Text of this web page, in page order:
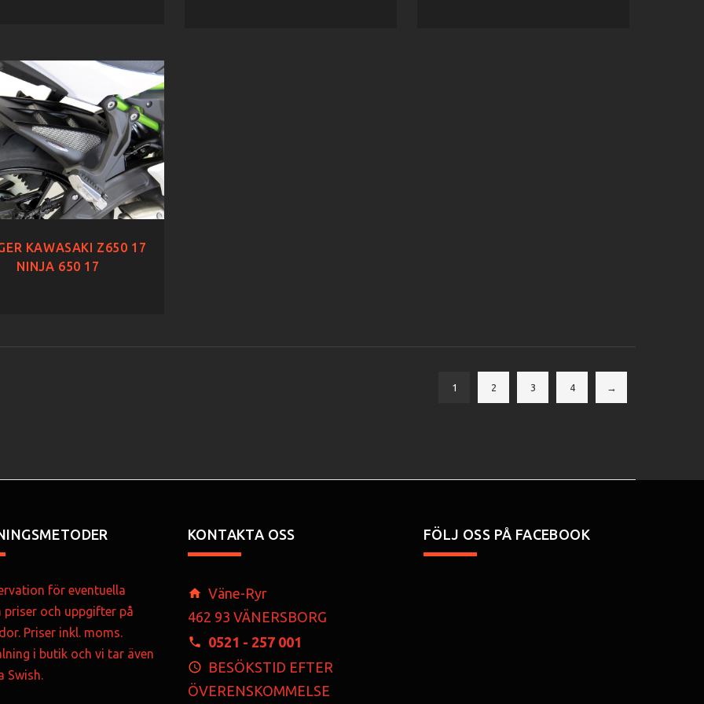
KAWASAKI Z650 17
NINJA 650 17
1 2 3 4 →
för eventuella
priser och uppgifter på
Priser inkl. moms.
i butik och vi tar även
Swish.
KONTAKTA OSS
Väne-Ryr
462 93 VÄNERSBORG
0521 - 257 001
BESÖKSTID EFTER
ÖVERENSKOMMELSE
FÖLJ OSS PÅ FACEBOOK